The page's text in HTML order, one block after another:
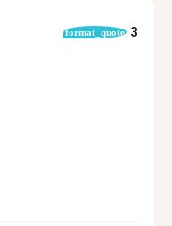
format_quote 3